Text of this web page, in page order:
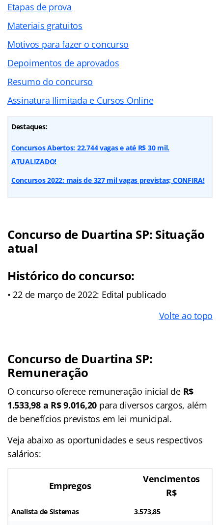
Etapas de prova
Materiais gratuitos
Motivos para fazer o concurso
Depoimentos de aprovados
Resumo do concurso
Assinatura Ilimitada e Cursos Online
Destaques:
Concursos Abertos: 22.744 vagas e até R$ 30 mil.
ATUALIZADO!
Concursos 2022: mais de 327 mil vagas previstas; CONFIRA!
Concurso de Duartina SP: Situação
atual
Histórico do concurso:
• 22 de março de 2022: Edital publicado
Volte ao topo
Concurso de Duartina SP:
Remuneração
O concurso oferece remuneração inicial de R$
1.533,98 a R$ 9.016,20 para diversos cargos, além
de benefícios previstos em lei municipal.
Veja abaixo as oportunidades e seus respectivos
salários:
Empregos
Vencimentos
R$
Analista de Sistemas 3.573,85